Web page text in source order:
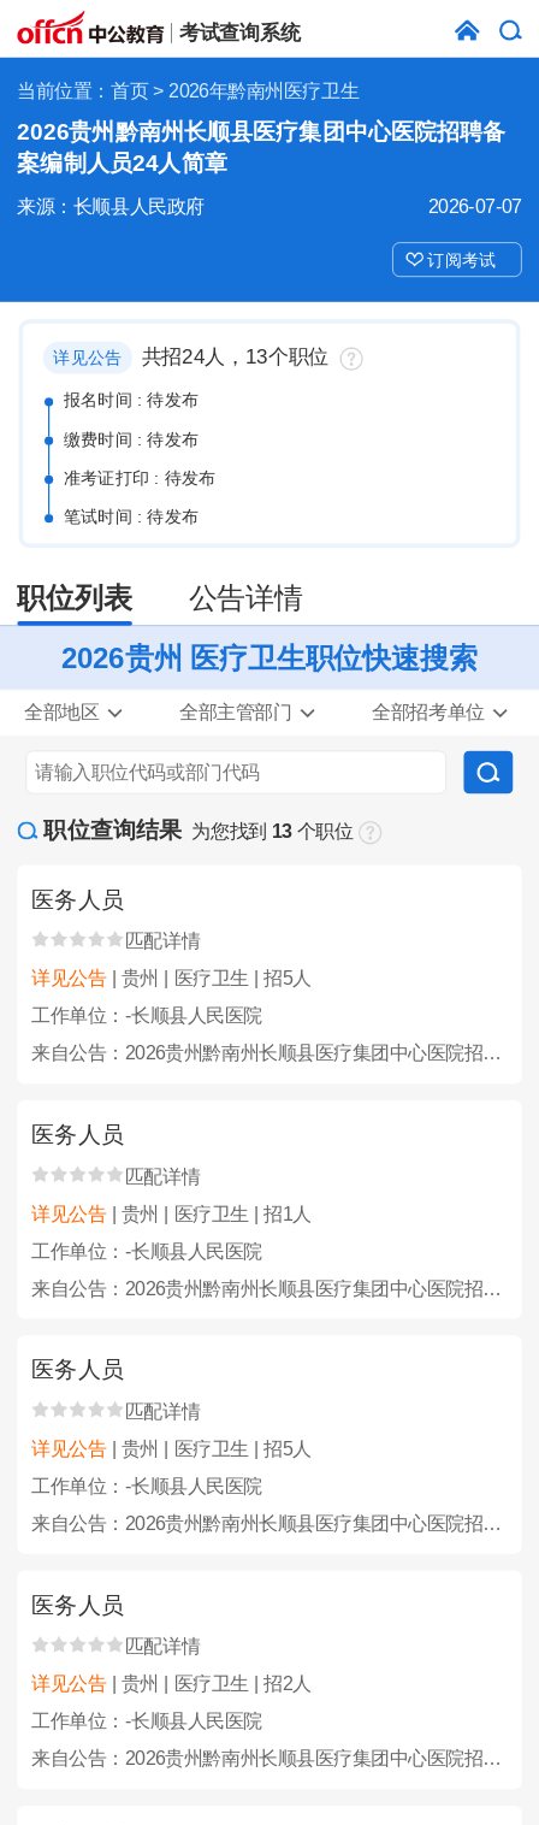
考试查询系统
当前位置： 首页> 2026年黔南州医疗卫生
2026贵州黔南州长顺县医疗集团中心医院招聘备
案编制人员24人简章
2026-07-07
来源：长顺县人民政府
订阅考试
详见公告 共招24人，13个职位
报名时间 : 待发布
缴费时间 : 待发布
准考证打印 : 待发布
笔试时间 : 待发布
职位列表 公告详情
2026贵州 医疗卫生职位快速搜索
全部地区 全部主管部门 全部招考单位
职位查询结果 为您找到 13个职位
医务人员
匹配详情
详见公告
| 贵州 | 医疗卫生 | 招5人
工作单位：-长顺县人民医院
来自公告：2026贵州黔南州长顺县医疗集团中心医院招聘备案编制人员24人简章
医务人员
匹配详情
详见公告
| 贵州 | 医疗卫生 | 招1人
工作单位：-长顺县人民医院
来自公告：2026贵州黔南州长顺县医疗集团中心医院招聘备案编制人员24人简章
医务人员
匹配详情
详见公告
| 贵州 | 医疗卫生 | 招5人
工作单位：-长顺县人民医院
来自公告：2026贵州黔南州长顺县医疗集团中心医院招聘备案编制人员24人简章
医务人员
匹配详情
详见公告
| 贵州 | 医疗卫生 | 招2人
工作单位：-长顺县人民医院
来自公告：2026贵州黔南州长顺县医疗集团中心医院招聘备案编制人员24人简章